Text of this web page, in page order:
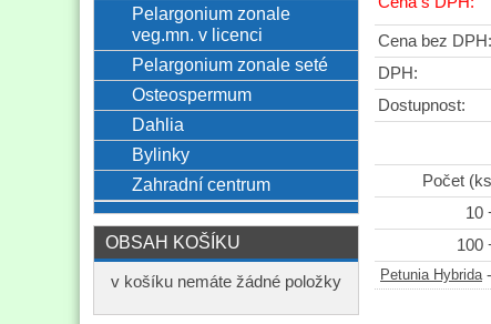
Cena bez DPH:
DPH:
Dostupnost:
Počet
10
100
Petunia Hybrida -
Pelargonium zonale
veg.mn. v licenci
Pelargonium zonale seté
Osteospermum
Dahlia
Bylinky
Zahradní centrum
OBSAH KOŠÍKU
v košíku nemáte žádné položky